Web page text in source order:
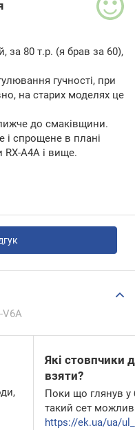
за 80 т.р. (я брав за 60),
гучності, при
на старих моделях це
до смаківщини.
і спрощене в плані
RX-A4A і вище.
V6A
Які стовпчики
взяти?
Поки що глянув у
такий сет
https://ek.ua/ua/